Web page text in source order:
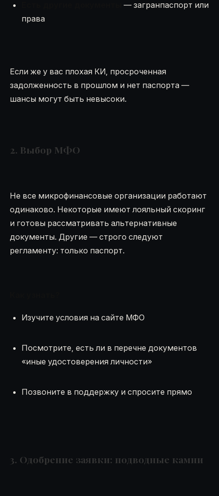
— загранпаспорт или
права
Если же у вас плохая КИ, просроченная
задолженность в прошлом и нет паспорта —
шансы могут быть невысоки.
2. Выбор МФО
Не все микрофинансовые организации работают
одинаково. Некоторые имеют лояльный скоринг
и готовы рассматривать альтернативные
документы. Другие — строго следуют
регламенту: только паспорт.
Изучите условия на сайте МФО
Посмотрите, есть ли в перечне документов
«иные удостоверения личности»
Позвоните в поддержку и спросите прямо
3. Одобрение заявки: подводные камни